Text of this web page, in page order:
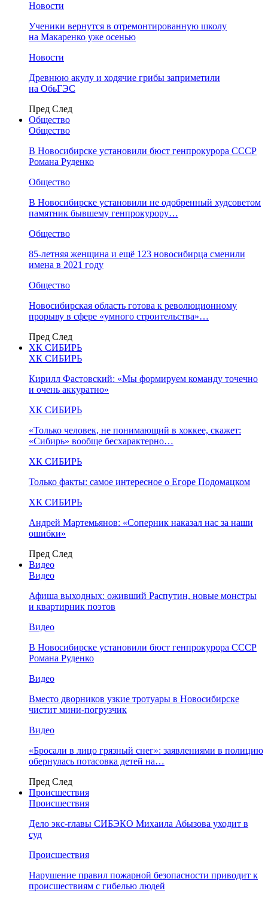
Новости
Ученики вернутся в отремонтированную школу
на Макаренко уже осенью
Новости
Древнюю акулу и ходячие грибы заприметили
на ОбьГЭС
Пред След
Общество
Общество
В Новосибирске установили бюст генпрокурора СССР
Романа Руденко
Общество
В Новосибирске установили не одобренный худсоветом
памятник бывшему генпрокурору…
Общество
85-летняя женщина и ещё 123 новосибирца сменили
имена в 2021 году
Общество
Новосибирская область готова к революционному
прорыву в сфере «умного строительства»…
Пред След
ХК СИБИРЬ
ХК СИБИРЬ
Кирилл Фастовский: «Мы формируем команду точечно
и очень аккуратно»
ХК СИБИРЬ
«Только человек, не понимающий в хоккее, скажет:
«Сибирь» вообще бесхарактерно…
ХК СИБИРЬ
Только факты: самое интересное о Егоре Подомацком
ХК СИБИРЬ
Андрей Мартемьянов: «Соперник наказал нас за наши
ошибки»
Пред След
Видео
Видео
Афиша выходных: оживший Распутин, новые монстры
и квартирник поэтов
Видео
В Новосибирске установили бюст генпрокурора СССР
Романа Руденко
Видео
Вместо дворников узкие тротуары в Новосибирске
чистит мини-погрузчик
Видео
«Бросали в лицо грязный снег»: заявлениями в полицию
обернулась потасовка детей на…
Пред След
Происшествия
Происшествия
Дело экс-главы СИБЭКО Михаила Абызова уходит в
суд
Происшествия
Нарушение правил пожарной безопасности приводит к
происшествиям с гибелью людей